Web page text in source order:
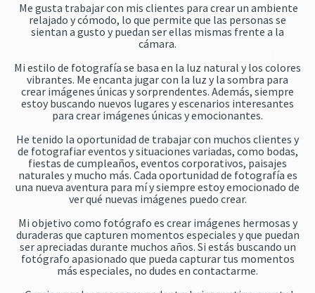
Me gusta trabajar con mis clientes para crear un ambiente
relajado y cómodo, lo que permite que las personas se
sientan a gusto y puedan ser ellas mismas frente a la
cámara.
Mi estilo de fotografía se basa en la luz natural y los colores
vibrantes. Me encanta jugar con la luz y la sombra para
crear imágenes únicas y sorprendentes. Además, siempre
estoy buscando nuevos lugares y escenarios interesantes
para crear imágenes únicas y emocionantes.
He tenido la oportunidad de trabajar con muchos clientes y
de fotografiar eventos y situaciones variadas, como bodas,
fiestas de cumpleaños, eventos corporativos, paisajes
naturales y mucho más. Cada oportunidad de fotografía es
una nueva aventura para mí y siempre estoy emocionado de
ver qué nuevas imágenes puedo crear.
Mi objetivo como fotógrafo es crear imágenes hermosas y
duraderas que capturen momentos especiales y que puedan
ser apreciadas durante muchos años. Si estás buscando un
fotógrafo apasionado que pueda capturar tus momentos
más especiales, no dudes en contactarme.